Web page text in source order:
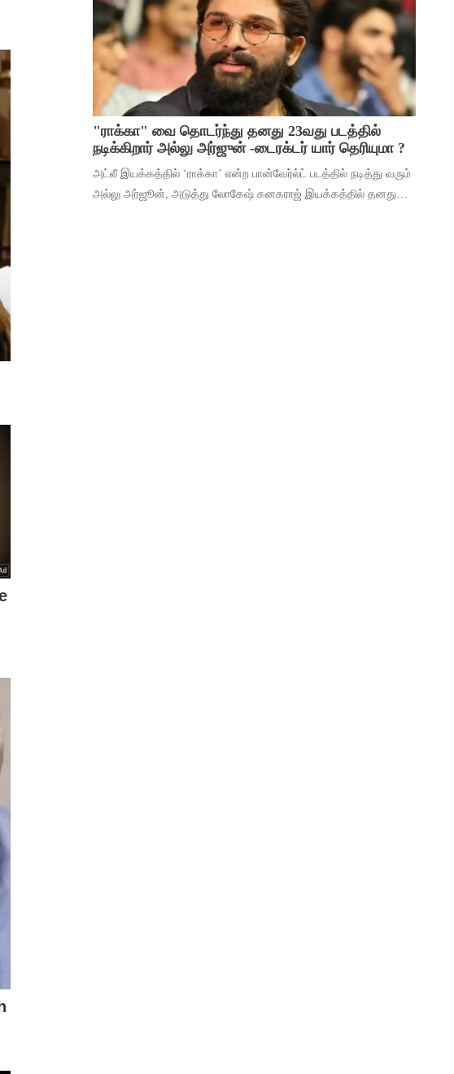
"ராக்கா" வை தொடர்ந்து தனது 23வது படத்தில்
நடிக்கிறார் அல்லு அர்ஜுன் -டைரக்டர் யார் தெரியுமா ?
அட்லீ இயக்கத்தில் ‘ராக்கா’ என்ற பான்வேர்ல்ட் படத்தில் நடித்து வரும்
அல்லு அர்ஜூன், அடுத்து லோகேஷ் கனகராஜ் இயக்கத்தில் தனது